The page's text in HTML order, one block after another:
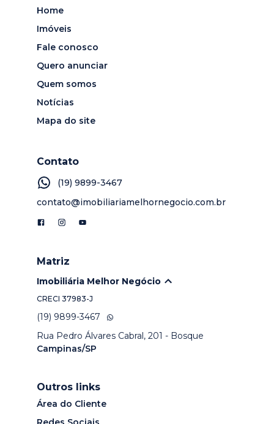
Home
Imóveis
Fale conosco
Quero anunciar
Quem somos
Notícias
Mapa do site
Contato
(19) 9899-3467
contato@imobiliariamelhornegocio.com.br
Matriz
Imobiliária Melhor Negócio
CRECI 37983-J
(19) 9899-3467
Rua Pedro Álvares Cabral, 201 - Bosque
Campinas/SP
Outros links
Área do Cliente